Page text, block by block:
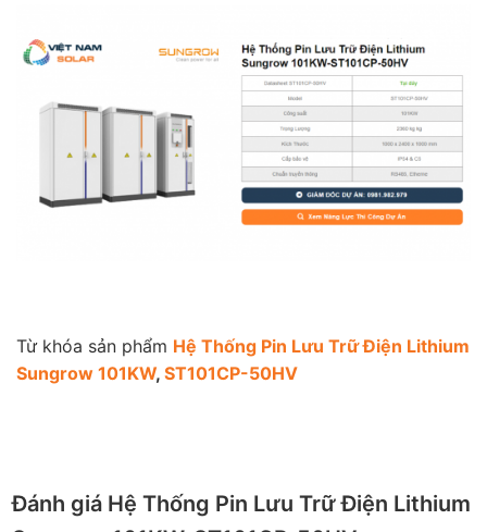
Từ khóa sản phẩm Hệ Thống Pin Lưu Trữ Điện Lithium
Sungrow 101KW, ST101CP-50HV
Đánh giá Hệ Thống Pin Lưu Trữ Điện Lithium